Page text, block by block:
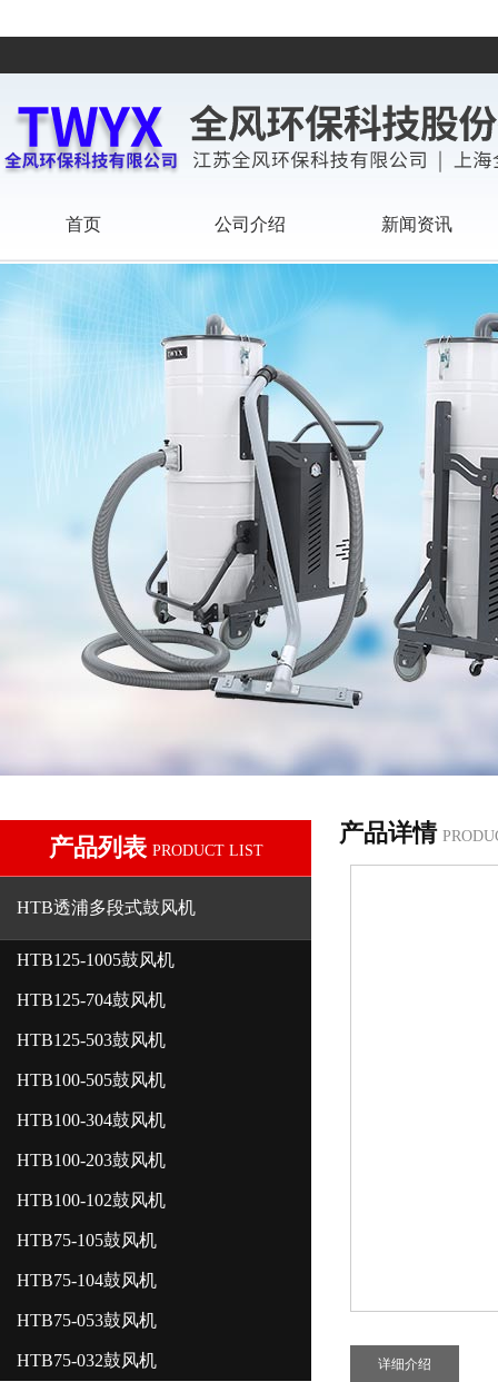
首页 公司介绍 新闻资讯
产品列表 PRODUCT LIST
HTB透浦多段式鼓风机
HTB125-1005鼓风机
HTB125-704鼓风机
HTB125-503鼓风机
HTB100-505鼓风机
HTB100-304鼓风机
HTB100-203鼓风机
HTB100-102鼓风机
HTB75-105鼓风机
HTB75-104鼓风机
HTB75-053鼓风机
HTB75-032鼓风机
产品详情
详细介绍